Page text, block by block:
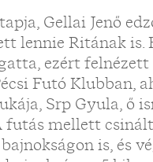
Gellai Jenő
lennie Ritának is.
ezért felnézett
Futó Klubban,
Srp Gyula, ő
futás mellett
is, és